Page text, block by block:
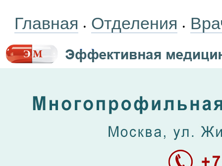
Главная • Отделения •